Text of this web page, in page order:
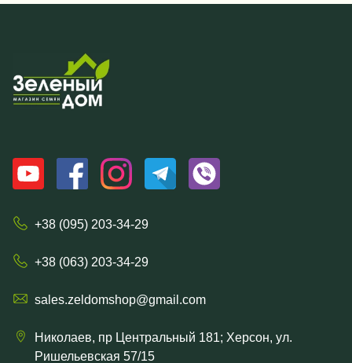
+38 (095) 203-34-29
+38 (063) 203-34-29
sales.zeldomshop@gmail.com
Николаев, пр Центральный 181; Херсон, ул.
Ришельевская 57/15